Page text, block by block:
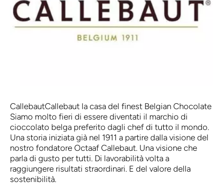
CallebautCallebaut la casa del finest Belgian Chocolate
Siamo molto fieri di essere diventati il marchio di
cioccolato belga preferito dagli chef di tutto il mondo.
Una storia iniziata già nel 1911 a partire dalla visione del
nostro fondatore Octaaf Callebaut. Una visione che
parla di gusto per tutti. Di lavorabilità volta a
raggiungere risultati straordinari. E del valore della
sostenibilità.